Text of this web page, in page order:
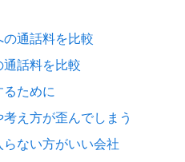
通話料を比較
話料を比較
ために
え方が歪んでしまう
ない方がいい会社